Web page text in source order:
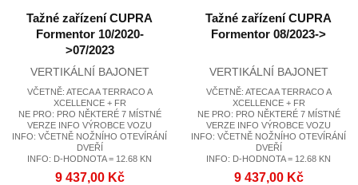
Tažné zařízení CUPRA
Formentor 10/2020-
>07/2023
VERTIKÁLNÍ BAJONET
VČETNĚ: ATECA A TERRACO A
XCELLENCE + FR
NE PRO: PRO NĚKTERÉ 7 MÍSTNÉ
VERZE INFO VÝROBCE VOZU
INFO: VČETNĚ NOŽNÍHO OTEVÍRÁNÍ
DVEŘÍ
INFO: D-HODNOTA = 12.68 KN
9 437,00 Kč
Tažné zařízení CUPRA
Formentor 08/2023->
VERTIKÁLNÍ BAJONET
VČETNĚ: ATECA A TERRACO A
XCELLENCE + FR
NE PRO: PRO NĚKTERÉ 7 MÍSTNÉ
VERZE INFO VÝROBCE VOZU
INFO: VČETNĚ NOŽNÍHO OTEVÍRÁNÍ
DVEŘÍ
INFO: D-HODNOTA = 12.68 KN
9 437,00 Kč